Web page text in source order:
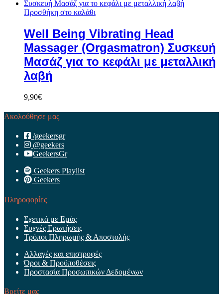
Προσθήκη στο καλάθι
Well Being Vibrating Head
Massager (Orgasmatron) Συσκευή
Μασάζ για το κεφάλι με μεταλλική
λαβή
9,90€
Ακολούθησε μας
/geekersgr
@geekers
GeekersGr
Geekers Playlist
Geekers
Πληροφορίες
Σχετικά με Εμάς
Συχνές Ερωτήσεις
Τρόποι Πληρωμής & Αποστολής
Αλλαγές και επιστροφές
Όροι & Προϋποθέσεις
Προστασία Προσωπικών Δεδομένων
Βρείτε μας